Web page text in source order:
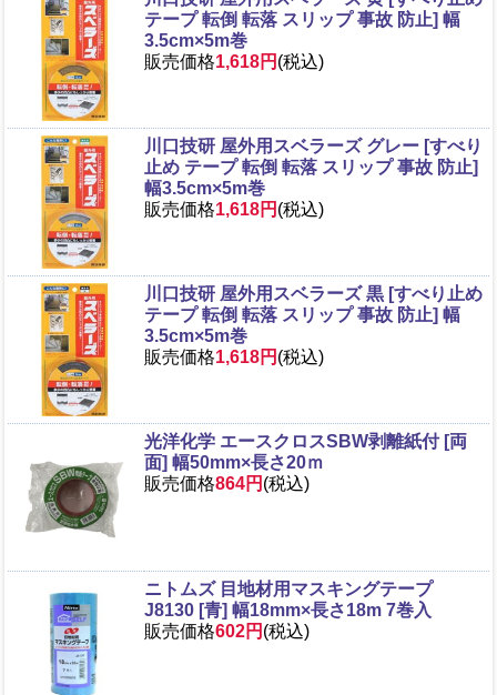
テープ 転倒 転落 スリップ 事故 防止] 幅
3.5cm×5m巻
販売価格1,618円 (税込)
川口技研 屋外用スベラーズ グレー [すべり
止め テープ 転倒 転落 スリップ 事故 防止]
幅3.5cm×5m巻
販売価格1,618円 (税込)
川口技研 屋外用スベラーズ 黒 [すべり止め
テープ 転倒 転落 スリップ 事故 防止] 幅
3.5cm×5m巻
販売価格1,618円 (税込)
光洋化学 エースクロスSBW剥離紙付 [両
面] 幅50mm×長さ20ｍ
販売価格864円 (税込)
ニトムズ 目地材用マスキングテープ
J8130 [青] 幅18mm×長さ18m 7巻入
販売価格602円 (税込)